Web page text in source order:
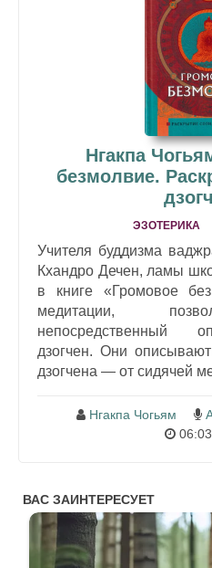
Нгакпа
безмолвие.
ЭЗОТЕРИКА
Учителя буддизма
Кхандро Дечен, ламы
в книге «Громовое
медитации,
непосредственный
дзогчен. Они
дзогчена — от сидячей
Нгакпа Чогьям